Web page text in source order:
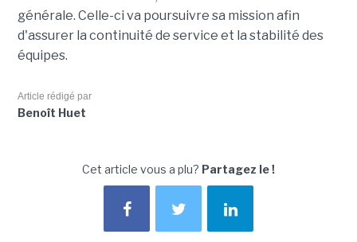
générale. Celle-ci va poursuivre sa mission afin
d'assurer la continuité de service et la stabilité des
équipes.
Article rédigé par
Benoît Huet
Cet article vous a plu? Partagez le !